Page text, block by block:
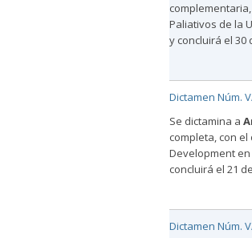
Paliativos de la
y concluirá el 30
Dictamen Núm.
Se dictamina a
completa, con
Development en
concluirá el 21
Dictamen Núm.